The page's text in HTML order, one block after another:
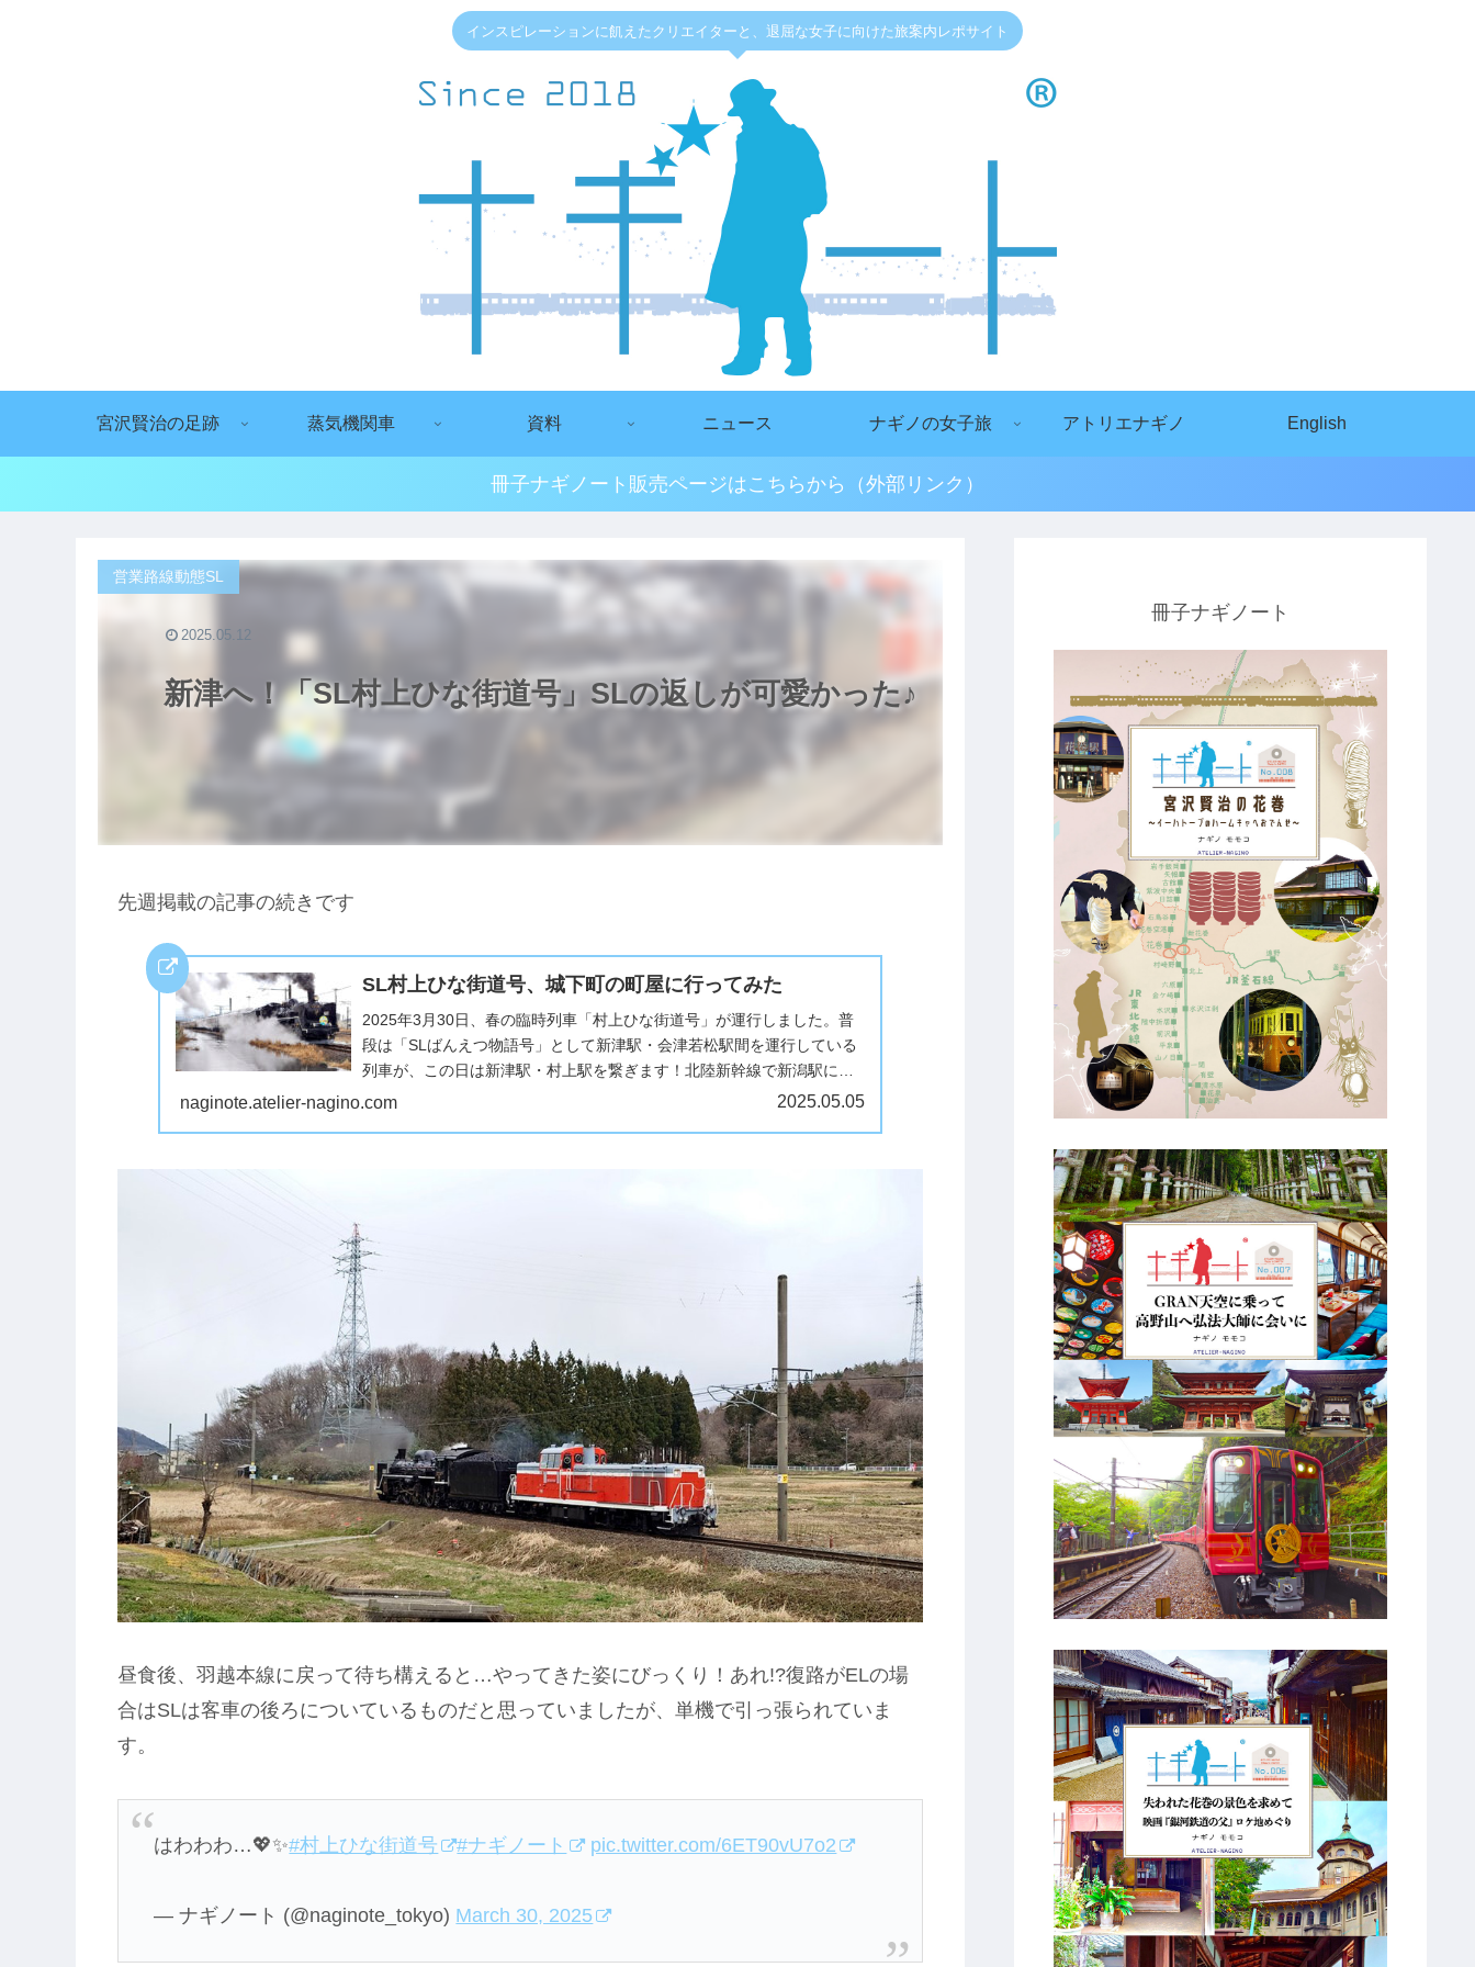
インスピレーションに飢えたクリエイターと、退屈な女子に向けた旅案内レポサイト
宮沢賢治の足跡 蒸気機関車 資料 ニュース ナギノの女子旅 アトリエナギノ English
冊子ナギノート販売ページはこちらから（外部リンク）
新津へ！「SL村上ひな街道号」SLの返しが可愛かった♪
営業路線動態SL
2025.05.12
先週掲載の記事の続きです
SL村上ひな街道号、城下町の町屋に行ってみた
2025年3月30日、春の臨時列車「村上ひな街道号」が運行しました。普
段は「SLばんえつ物語号」として新津駅・会津若松駅間を運行している
列車が、この日は新津駅・村上駅を繋ぎます！北陸新幹線で新潟駅に着
きました。信越本線に乗り換えて新津駅に向...
naginote.atelier-nagino.com 2025.05.05
昼食後、羽越本線に戻って待ち構えると…やってきた姿にびっくり！あれ!?復路がELの場
合はSLは客車の後ろについているものだと思っていましたが、単機で引っ張られていま
す。
はわわわ…💖✨#村上ひな街道号 #ナギノート pic.twitter.com/6ET90vU7o2
— ナギノート (@naginote_tokyo) March 30, 2025
冊子ナギノート